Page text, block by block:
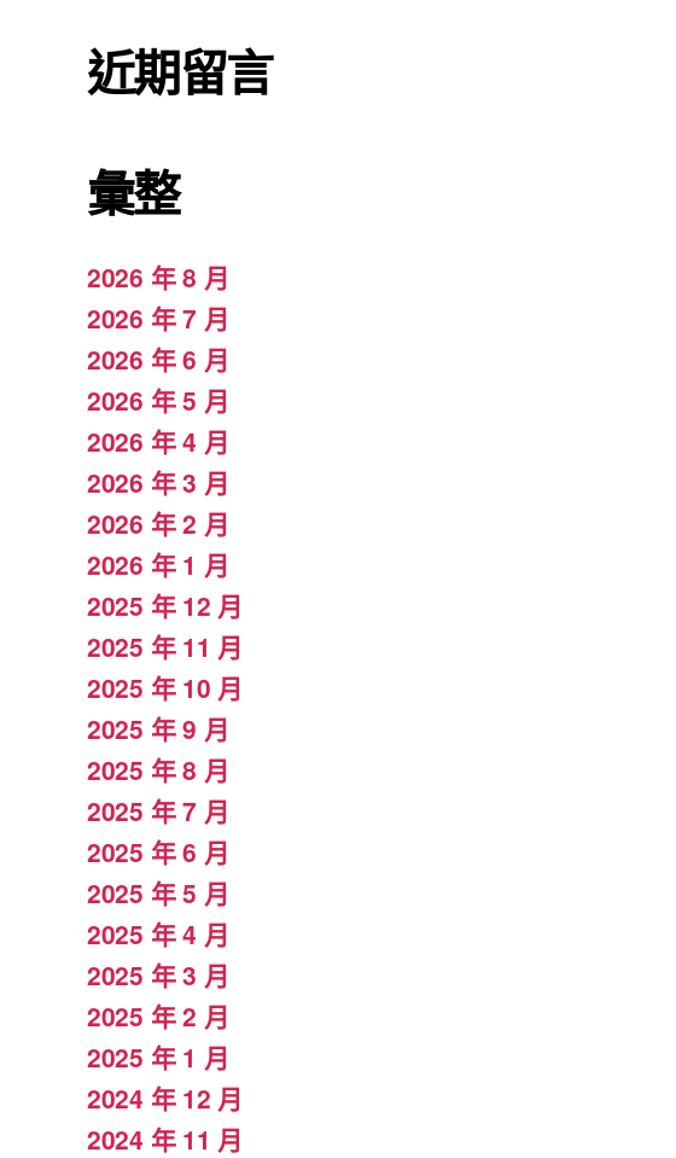
近期留言
彙整
2026 年 8 月
2026 年 7 月
2026 年 6 月
2026 年 5 月
2026 年 4 月
2026 年 3 月
2026 年 2 月
2026 年 1 月
2025 年 12 月
2025 年 11 月
2025 年 10 月
2025 年 9 月
2025 年 8 月
2025 年 7 月
2025 年 6 月
2025 年 5 月
2025 年 4 月
2025 年 3 月
2025 年 2 月
2025 年 1 月
2024 年 12 月
2024 年 11 月